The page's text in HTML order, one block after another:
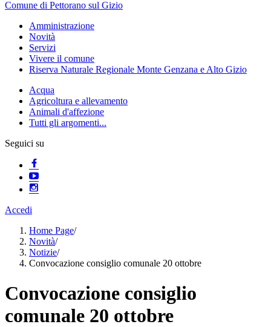
Comune di Pettorano sul Gizio
Amministrazione
Novità
Servizi
Vivere il comune
Riserva Naturale Regionale Monte Genzana e Alto Gizio
Acqua
Agricoltura e allevamento
Animali d'affezione
Tutti gli argomenti...
Seguici su
Accedi
Home Page/
Novità/
Notizie/
Convocazione consiglio comunale 20 ottobre
Convocazione consiglio
comunale 20 ottobre